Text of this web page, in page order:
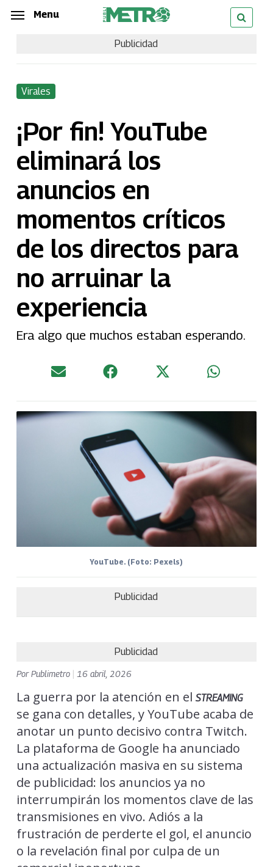
Skip
content
Menu
Publicidad
Virales
¡Por fin! YouTube
eliminará los
anuncios en
momentos críticos
de los directos para
no arruinar la
experiencia
Era algo que muchos estaban esperando.
YouTube. (Foto: Pexels)
Publicidad
Publicidad
PorPublimetro 16 abril, 2026
La guerra por la atención en el STREAMING
se gana con detalles, y YouTube acaba de
anotar un punto decisivo contra Twitch.
La plataforma de Google ha anunciado
una actualización masiva en su sistema
de publicidad: los anuncios ya no
interrumpirán los momentos clave de las
transmisiones en vivo. Adiós a la
frustración de perderte el gol, el anuncio
o la revelación final por culpa de un
Menu